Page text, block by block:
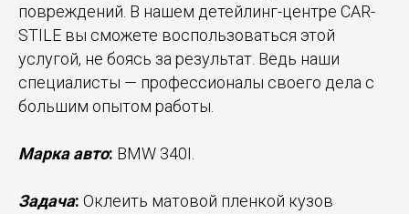
повреждений. В нашем детейлинг-центре CAR-
STILE вы сможете воспользоваться этой
услугой, не боясь за результат. Ведь наши
специалисты — профессионалы своего дела с
большим опытом работы.
Марка авто: BMW 340I.
Задача: Оклеить матовой пленкой кузов